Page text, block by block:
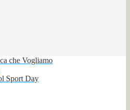
che Vogliamo
Sport Day